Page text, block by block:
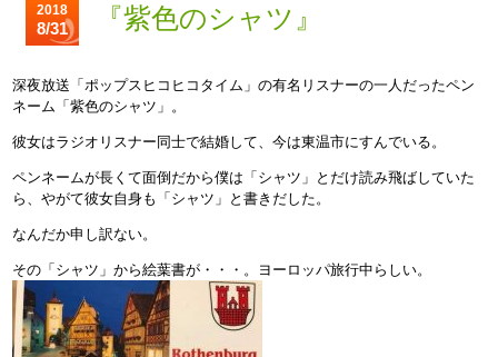
2018
8/31 『紫色のシャツ』
深夜放送「ポップスヒコヒコタイム」の有名リスナーの一人だったペン
ネーム「紫色のシャツ」。
彼女はラジオリスナー同士で結婚して、今は東温市にすんでいる。
ペンネームが長くて面倒だから僕は「シャツ」とだけ読み飛ばしていた
ら、やがて彼女自身も「シャツ」と書きだした。
なんだか申し訳ない。
その「シャツ」から絵葉書が・・・。ヨーロッパ旅行中らしい。